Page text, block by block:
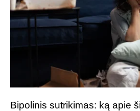
Bipolinis sutrikimas: ką apie